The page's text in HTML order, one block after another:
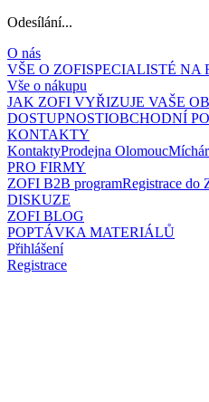
Odesílání...
O nás
VŠE O ZOFISPECIALISTÉ NA
Vše o nákupu
JAK ZOFI VYŘIZUJE VAŠE
DOSTUPNOSTIOBCHODNÍ
KONTAKTY
KontaktyProdejna Olomouc
PRO FIRMY
ZOFI B2B programRegistrace do
DISKUZE
ZOFI BLOG
POPTÁVKA MATERIÁLŮ
Přihlášení
Registrace